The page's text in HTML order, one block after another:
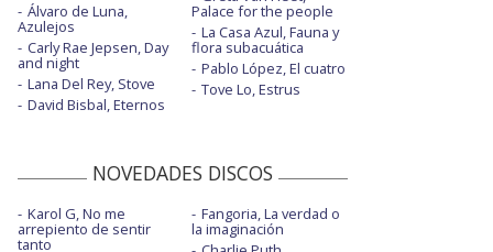
Fiesta de los maniquíes
He vuelto a casa - con Molina Molina
Hoy por ayer
La humanidad y la tierra - con
La otra mitad - en Abierto hasta las 2
Álvaro de Luna,
Azulejos
Carly Rae Jepsen, Day
and night
Lana Del Rey, Stove
David Bisbal, Eternos
Palace for the people
La Casa Azul, Fauna y
flora subacuática
Pablo López, El cuatro
Tove Lo, Estrus
NOVEDADES DISCOS
Karol G, No me
arrepiento de sentir
tanto
Fangoria, La verdad o
la imaginación